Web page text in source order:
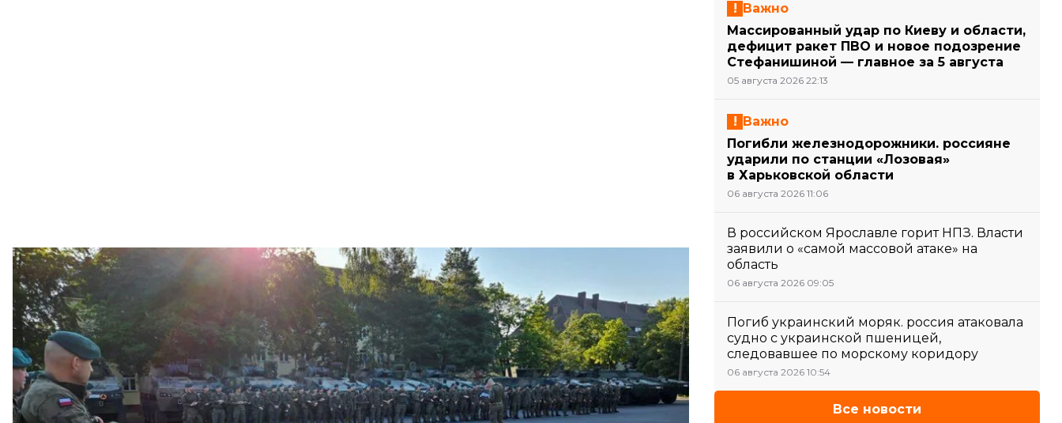
Военные, направляемые на границу с Беларусью
Telegram / Mariusz Błaszczak
Польша направила на границу с Беларусью дополнительную военную силу, среди которой —
более тысячи военнослужащих и около 200 единиц военной техники.
Об этомсообщил
министр обороны Польши Мариуш Блащак.
Бойцы и технику привлекли с 12-й и 17-й механизированных бригад, они начинают движение на
восток страны в рамках операции «Безопасное Подляшье».
«Это демонстрация нашей готовности реагировать на попытки дестабилизации у границы нашей
страны», — объяснил чиновник.
Важно
Массированный удар по Киеву и области,
дефицит ракет ПВО и новое подозрение
Стефанишиной — главное за 5 августа
05 августа 2026 22:13
Важно
Погибли железнодорожники. россияне
ударили по станции «Лозовая»
в Харьковской области
06 августа 2026 11:06
В российском Ярославле горит НПЗ. Власти
заявили о «самой массовой атаке» на
область
06 августа 2026 09:05
Погиб украинский моряк. россия атаковала
судно с украинской пшеницей,
следовавшее по морскому коридору
06 августа 2026 10:54
Все новости